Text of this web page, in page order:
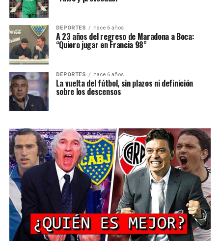
DEPORTES hace 6 años
A 23 años del regreso de Maradona a Boca:
“Quiero jugar en Francia 98”
DEPORTES hace 6 años
La vuelta del fútbol, sin plazos ni definición
sobre los descensos